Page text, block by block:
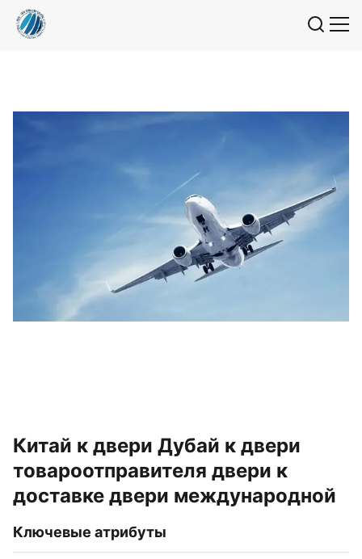
Китай к двери Дубай к двери
товароотправителя двери к
доставке двери международной
Ключевые атрибуты